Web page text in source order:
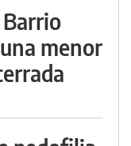
menor